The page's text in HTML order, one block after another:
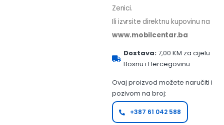
Zenici.
Ili izvrsite direktnu kupovinu na
www.mobilcentar.ba
Dostava:7,00 KM za cijelu
Bosnu i Hercegovinu
Ovaj proizvod možete naručiti i
pozivom na broj:
+387 61 042 588